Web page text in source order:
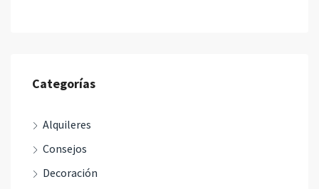
Categorías
Alquileres
Consejos
Decoración